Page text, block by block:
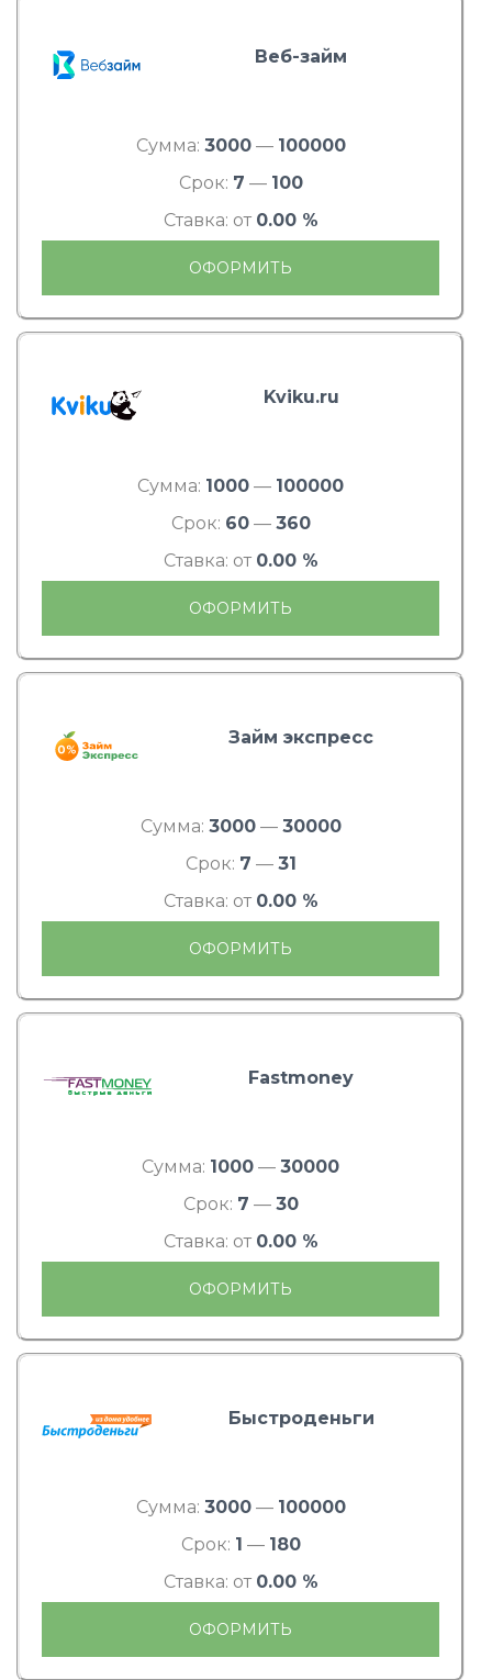
Веб-займ
Сумма: 3000— 100000
Срок: 7 — 100
Ставка: от 0.00 %
ОФОРМИТЬ
Kviku.ru
Сумма: 1000 — 100000
Срок: 60— 360
Ставка: от 0.00 %
ОФОРМИТЬ
Займ экспресс
Сумма: 3000— 30000
Срок: 7 — 31
Ставка: от 0.00 %
ОФОРМИТЬ
Fastmoney
Сумма: 1000 — 30000
Срок: 7 — 30
Ставка: от 0.00 %
ОФОРМИТЬ
Быстроденьги
Сумма: 3000— 100000
Срок: 1 — 180
Ставка: от 0.00 %
ОФОРМИТЬ